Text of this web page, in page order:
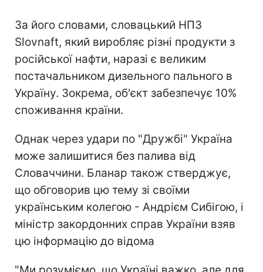
За його словами, словацький НПЗ
Slovnaft, який виробляє різні продукти з
російської нафти, наразі є великим
постачальником дизельного пального в
Україну. Зокрема, об'єкт забезпечує 10%
споживання країни.
Однак через удари по "Дружбі" Україна
може залишитися без палива від
Словаччини. Бланар також стверджує,
що обговорив цю тему зі своїми
українським колегою - Андрієм Сибігою, і
міністр закордонних справ України взяв
цю інформацію до відома